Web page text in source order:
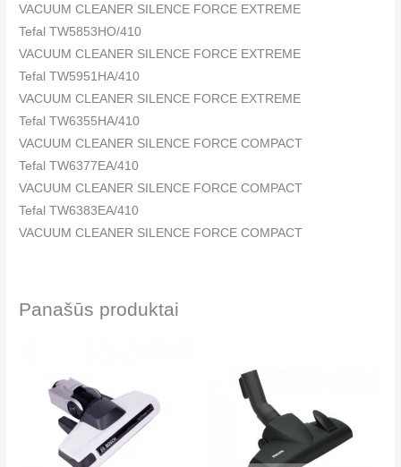
VACUUM CLEANER SILENCE FORCE EXTREME
Tefal TW5853HO/410
VACUUM CLEANER SILENCE FORCE EXTREME
Tefal TW5951HA/410
VACUUM CLEANER SILENCE FORCE EXTREME
Tefal TW6355HA/410
VACUUM CLEANER SILENCE FORCE COMPACT
Tefal TW6377EA/410
VACUUM CLEANER SILENCE FORCE COMPACT
Tefal TW6383EA/410
VACUUM CLEANER SILENCE FORCE COMPACT
Tefal TW6451HA/410
VACUUM CLEANER SILENCE FORCE
Tefal TW6477RA/410
VACUUM CLEANER SILENCE FORCE
Tefal TW6491EA/410
VACUUM CLEANER SILENCE FORCE
Panašūs produktai